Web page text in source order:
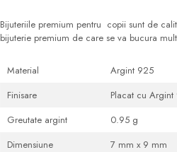
Bijuteriile premium pentru copii sunt de
bijuterie premium de care se va bucura
Material
Argint 925
Finisare
Placat cu
Greutate argint
0.95 g
Dimensiune
7 mm x 9 mm